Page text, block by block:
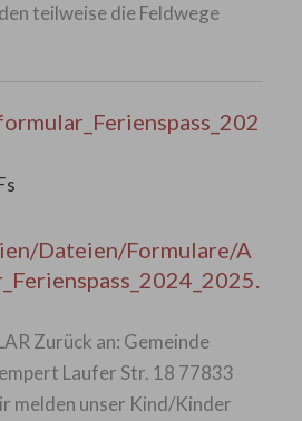
teilweise die Feldwege
Dateien/Formulare/A
Zurück an: Gemeinde
Laufer Str. 18 77833
melden unser Kind/Kinder